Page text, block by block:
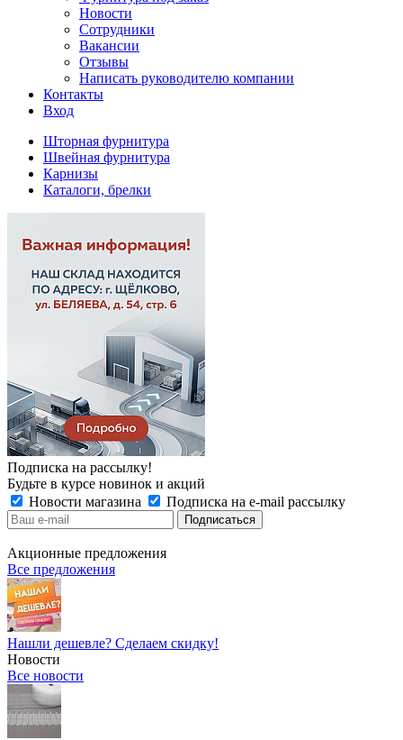
Новости
Сотрудники
Вакансии
Отзывы
Написать руководителю компании
Контакты
Вход
Шторная фурнитура
Швейная фурнитура
Карнизы
Каталоги, брелки
Подписка на рассылку!
Будьте в курсе новинок и акций
Новости магазина
Подписка на e-mail рассылку
Акционные предложения
Все предложения
Нашли дешевле? Сделаем скидку!
Новости
Все новости